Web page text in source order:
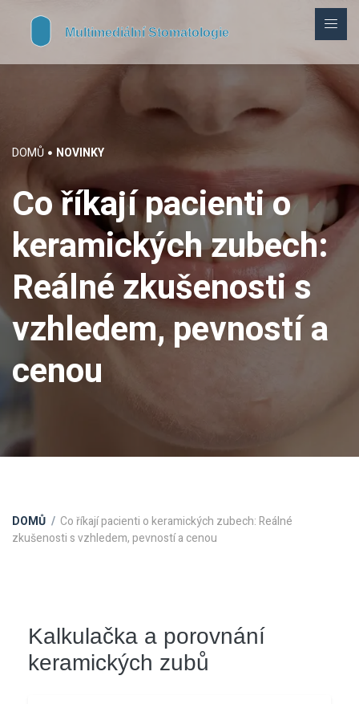
DOMŮ NOVINKY
Co říkají pacienti o
keramických zubech:
Reálné zkušenosti s
vzhledem, pevností a
cenou
DOMŮ
Co říkají pacienti o keramických zubech: Reálné
zkušenosti s vzhledem, pevností a cenou
Kalkulačka a porovnání
keramických zubů